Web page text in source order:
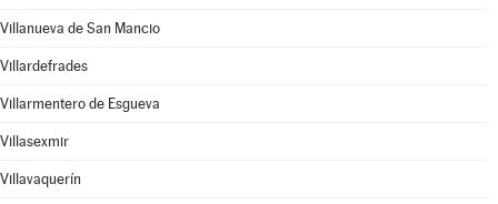
Villanueva de San Mancio
Villardefrades
Villarmentero de Esgueva
Villasexmir
Villavaquerín